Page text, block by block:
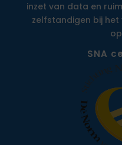
inzet van data en
zelfstandigen bij
SNA